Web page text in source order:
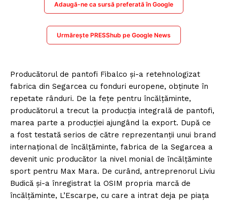
Adaugă-ne ca sursă preferată în Google
Urmărește PRESShub pe Google News
Producătorul de pantofi Fibalco şi-a retehnologizat
fabrica din Segarcea cu fonduri europene, obţinute în
repetate rânduri. De la feţe pentru încălţăminte,
producătorul a trecut la producţia integrală de pantofi,
marea parte a producţiei ajungând la export. După ce
a fost testată serios de către reprezentanţii unui brand
internaţional de încălţăminte, fabrica de la Segarcea a
devenit unic producător la nivel monial de încălţăminte
sport pentru Max Mara. De curând, antreprenorul Liviu
Budică şi-a înregistrat la OSIM propria marcă de
încălţăminte, L’Escarpe, cu care a intrat deja pe piaţa